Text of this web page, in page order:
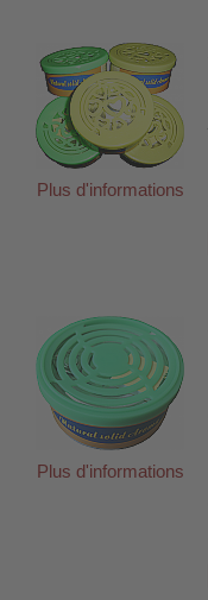
Plus d'informations
Plus d'informations